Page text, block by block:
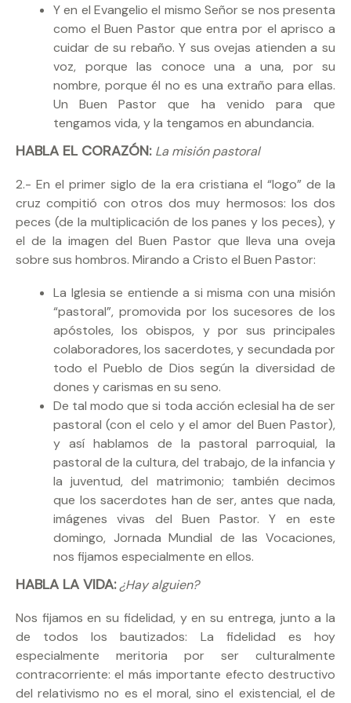
Y en el Evangelio el mismo Señor se nos presenta
como el Buen Pastor que entra por el aprisco a
cuidar de su rebaño. Y sus ovejas atienden a su
voz, porque las conoce una a una, por su
nombre, porque él no es una extraño para ellas.
Un Buen Pastor que ha venido para que
tengamos vida, y la tengamos en abundancia.
HABLA EL CORAZÓN: La misión pastoral
2.- En el primer siglo de la era cristiana el “logo” de la
cruz compitió con otros dos muy hermosos: los dos
peces (de la multiplicación de los panes y los peces), y
el de la imagen del Buen Pastor que lleva una oveja
sobre sus hombros. Mirando a Cristo el Buen Pastor:
La Iglesia se entiende a si misma con una misión
“pastoral”, promovida por los sucesores de los
apóstoles, los obispos, y por sus principales
colaboradores, los sacerdotes, y secundada por
todo el Pueblo de Dios según la diversidad de
dones y carismas en su seno.
De tal modo que si toda acción eclesial ha de ser
pastoral (con el celo y el amor del Buen Pastor),
y así hablamos de la pastoral parroquial, la
pastoral de la cultura, del trabajo, de la infancia y
la juventud, del matrimonio; también decimos
que los sacerdotes han de ser, antes que nada,
imágenes vivas del Buen Pastor. Y en este
domingo, Jornada Mundial de las Vocaciones,
nos fijamos especialmente en ellos.
HABLA LA VIDA: ¿Hay alguien?
Nos fijamos en su fidelidad, y en su entrega, junto a la
de todos los bautizados: La fidelidad es hoy
especialmente meritoria por ser culturalmente
contracorriente: el más importante efecto destructivo
del relativismo no es el moral, sino el existencial, el de